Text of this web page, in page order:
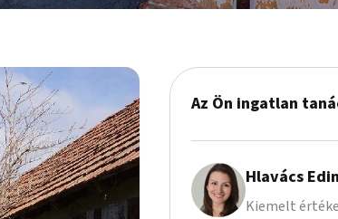
Az Ön ingatlan
Hlavács
Kiemelt